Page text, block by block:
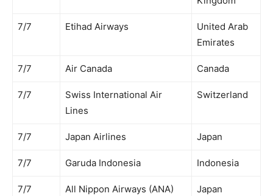
7/7 Etihad Airways
United Arab
Emirates
7/7 Air Canada Canada
7/7
Swiss International Air
Lines
Switzerland
7/7 Japan Airlines Japan
7/7 Garuda Indonesia Indonesia
7/7 All Nippon Airways (ANA) Japan